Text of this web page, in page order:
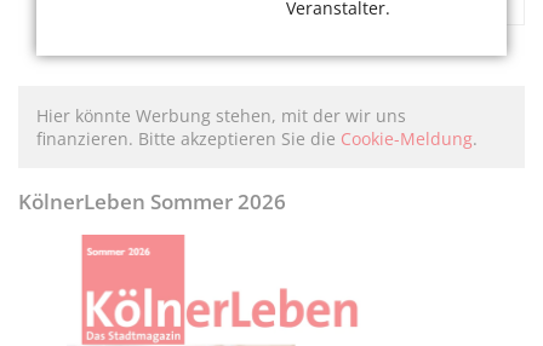
Veranstalter.
Hier könnte Werbung stehen, mit der wir uns
finanzieren. Bitte akzeptieren Sie die Cookie-Meldung.
KölnerLeben Sommer 2026